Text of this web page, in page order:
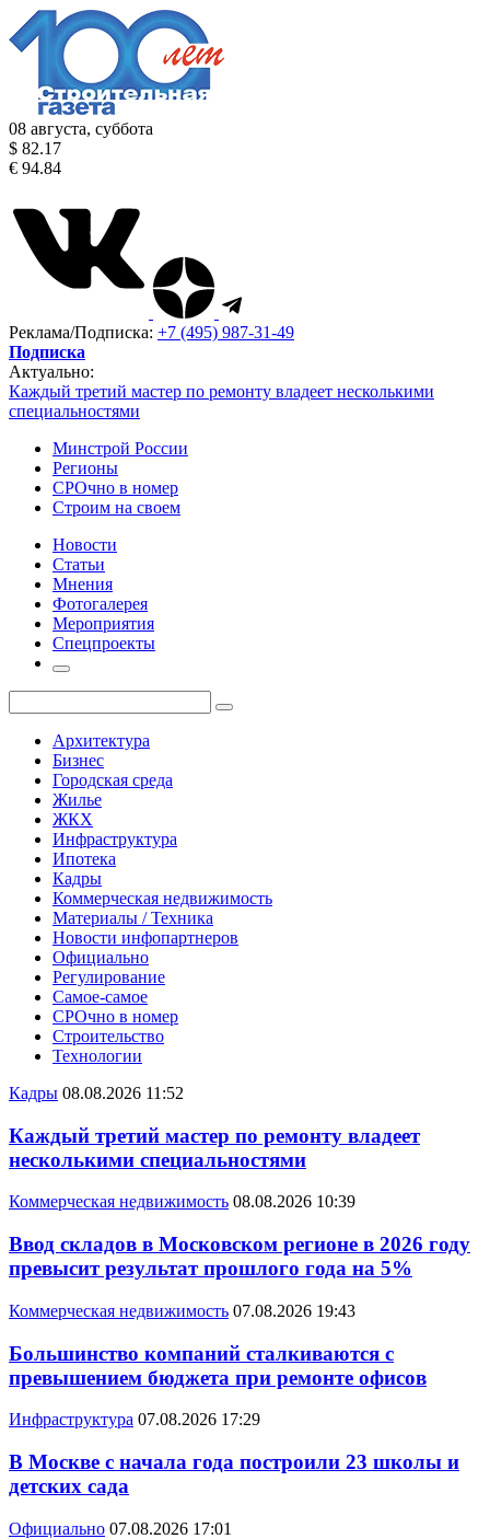
08 августа, суббота
$ 82.17
€ 94.84
Реклама/Подписка: +7 (495) 987-31-49
Подписка
Актуально:
Каждый третий мастер по ремонту владеет несколькими
специальностями
Минстрой России
Регионы
СРОчно в номер
Строим на своем
Новости
Статьи
Мнения
Фотогалерея
Мероприятия
Спецпроекты
Архитектура
Бизнес
Городская среда
Жилье
ЖКХ
Инфраструктура
Ипотека
Кадры
Коммерческая недвижимость
Материалы / Техника
Новости инфопартнеров
Официально
Регулирование
Самое-самое
СРОчно в номер
Строительство
Технологии
Кадры 08.08.2026 11:52
Каждый третий мастер по ремонту владеет
несколькими специальностями
Коммерческая недвижимость 08.08.2026 10:39
Ввод складов в Московском регионе в 2026 году
превысит результат прошлого года на 5%
Коммерческая недвижимость 07.08.2026 19:43
Большинство компаний сталкиваются с
превышением бюджета при ремонте офисов
Инфраструктура 07.08.2026 17:29
В Москве с начала года построили 23 школы и
детских сада
Официально 07.08.2026 17:01